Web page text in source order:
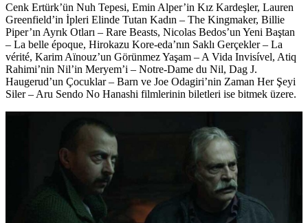
Cenk Ertürk’ün Nuh Tepesi, Emin Alper’in Kız Kardeşler, Lauren
Greenfield’in İpleri Elinde Tutan Kadın – The Kingmaker, Billie
Piper’ın Ayrık Otları – Rare Beasts, Nicolas Bedos’un Yeni Baştan
– La belle époque, Hirokazu Kore-eda’nın Saklı Gerçekler – La
vérité, Karim Aïnouz’un Görünmez Yaşam – A Vida Invisível, Atiq
Rahimi’nin Nil’in Meryem’i – Notre-Dame du Nil, Dag J.
Haugerud’un Çocuklar – Barn ve Joe Odagiri’nin Zaman Her Şeyi
Siler – Aru Sendo No Hanashi filmlerinin biletleri ise bitmek üzere.